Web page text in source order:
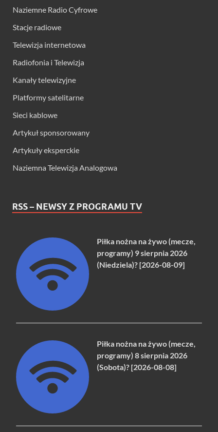
Naziemne Radio Cyfrowe
Stacje radiowe
Telewizja internetowa
Radiofonia i Telewizja
Kanały telewizyjne
Platformy satelitarne
Sieci kablowe
Artykuł sponsorowany
Artykuły eksperckie
Naziemna Telewizja Analogowa
RSS – NEWSY Z PROGRAMU TV
Piłka nożna na żywo (mecze,
programy) 9 sierpnia 2026
(Niedziela)? [2026-08-09]
Piłka nożna na żywo (mecze,
programy) 8 sierpnia 2026
(Sobota)? [2026-08-08]